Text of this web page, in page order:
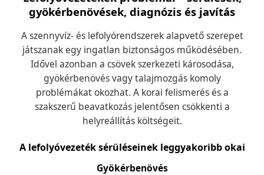
gyökérbenövések, diagnózis és javítás
A szennyvíz- és lefolyórendszerek alapvető szerepet
játszanak egy ingatlan biztonságos működésében.
Idővel azonban a csövek szerkezeti károsodása,
gyökérbenövés vagy talajmozgás komoly
problémákat okozhat. A korai felismerés és a
szakszerű beavatkozás jelentősen csökkenti a
helyreállítás költségeit.
A lefolyóvezeték sérüléseinek leggyakoribb okai
Gyökérbenövés